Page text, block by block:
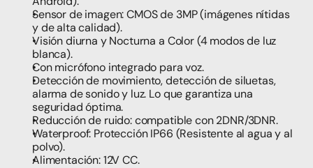
Sensor de imagen: CMOS de 3MP (imágenes nítidas
y de alta calidad).
Visión diurna y Nocturna a Color (4 modos de luz
blanca).
Con micrófono integrado para voz.
Detección de movimiento, detección de siluetas,
alarma de sonido y luz. Lo que garantiza una
seguridad óptima.
Reducción de ruido: compatible con 2DNR/3DNR.
Waterproof: Protección IP66 (Resistente al agua y al
polvo).
Alimentación: 12V CC.